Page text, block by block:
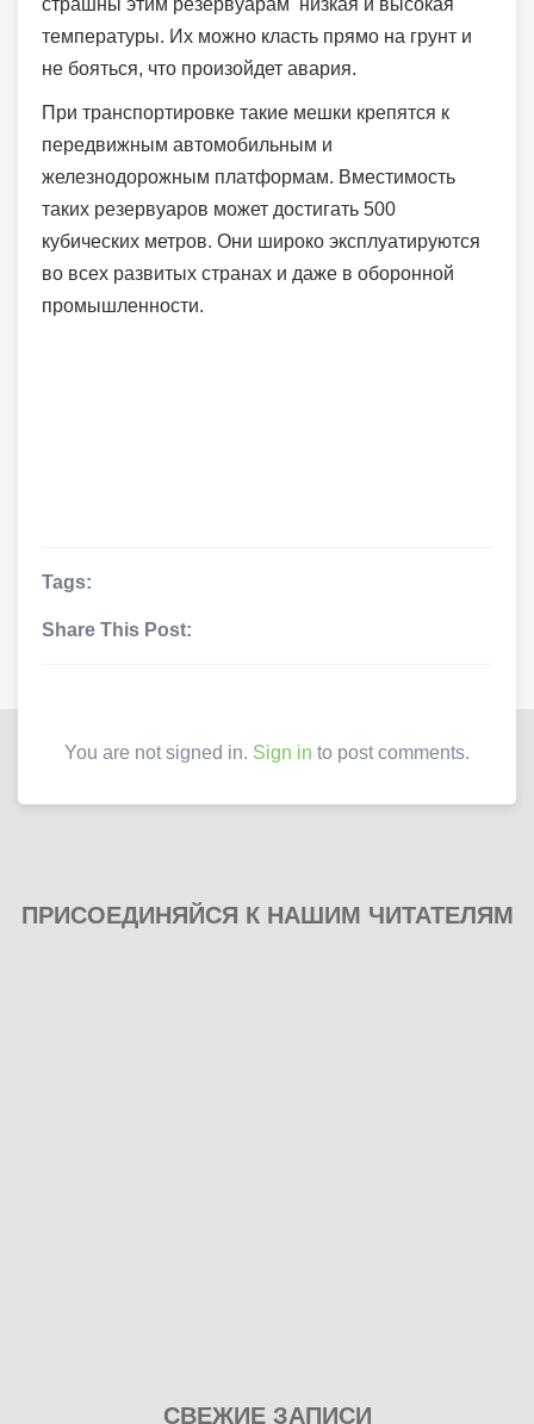
страшны этим резервуарам низкая и высокая
температуры. Их можно класть прямо на грунт и
не бояться, что произойдет авария.
При транспортировке такие мешки крепятся к
передвижным автомобильным и
железнодорожным платформам. Вместимость
таких резервуаров может достигать 500
кубических метров. Они широко эксплуатируются
во всех развитых странах и даже в оборонной
промышленности.
Tags:
Share This Post:
You are not signed in. Sign in to post comments.
ПРИСОЕДИНЯЙСЯ К НАШИМ ЧИТАТЕЛЯМ
СВЕЖИЕ ЗАПИСИ